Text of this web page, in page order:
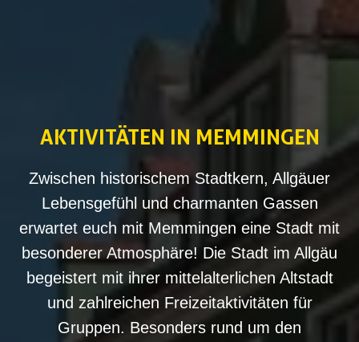
AKTIVITÄTEN ‌IN MEMMINGEN
Zwischen historischem Stadtkern, Allgäuer
Lebensgefühl und charmanten Gassen
erwartet euch mit Memmingen eine Stadt mit
besonderer Atmosphäre! Die Stadt im Allgäu
begeistert mit ihrer mittelalterlichen Altstadt
und zahlreichen Freizeitaktivitäten für
Gruppen. Besonders rund um den